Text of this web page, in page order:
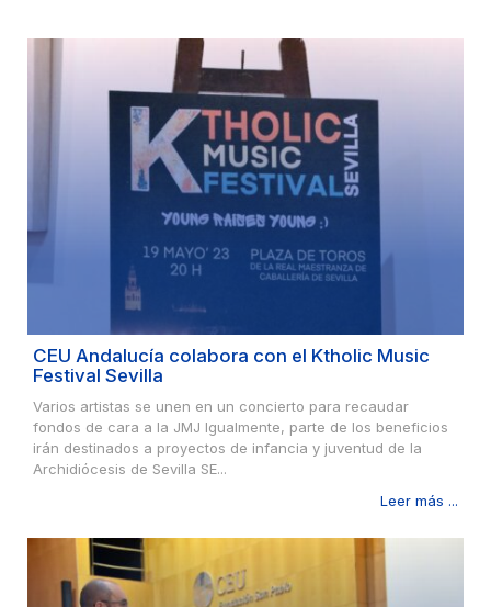
CEU Andalucía colabora con el Ktholic Music
Festival Sevilla
Varios artistas se unen en un concierto para recaudar
fondos de cara a la JMJ Igualmente, parte de los beneficios
irán destinados a proyectos de infancia y juventud de la
Archidiócesis de Sevilla SE...
Leer más ...